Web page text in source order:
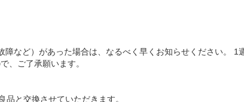
など）があった場合は、なるべく早くお知らせください。
、ご了承願います。
と交換させていただきます。